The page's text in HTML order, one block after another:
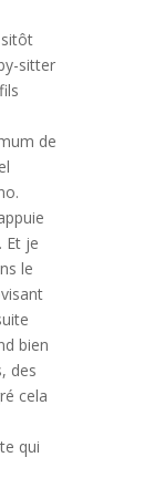
sitôt
sitter
de
Et je
le
bien
des
cela
qui